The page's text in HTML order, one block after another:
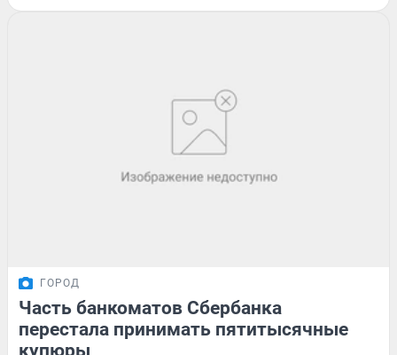
ГОРОД
Часть банкоматов Сбербанка
перестала принимать пятитысячные
купюры